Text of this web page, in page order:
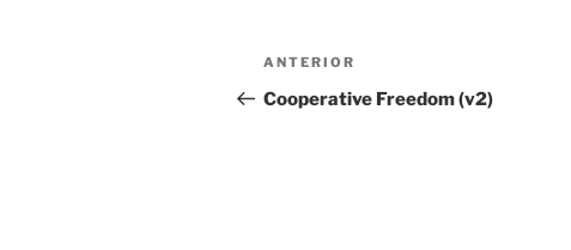
Navegação
de
Conteúdo
anterior
ANTERIOR
Cooperative Freedom (v2)